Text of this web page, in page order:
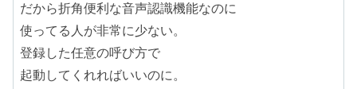
だから折角便利な音声認識機能なのに
使ってる人が非常に少ない。
登録した任意の呼び方で
起動してくれればいいのに。